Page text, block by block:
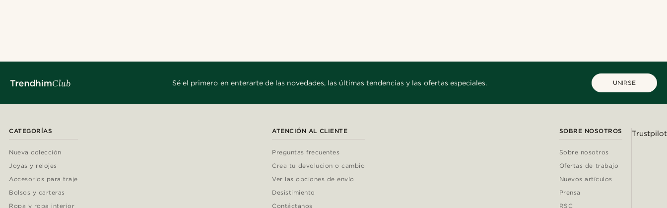
Sé el primero en enterarte de las novedades, las últimas tendencias y las ofertas especiales. UNIRSE
CATEGORÍAS
Nueva colección
Joyas y relojes
Accesorios para traje
Bolsos y carteras
Ropa y ropa interior
ATENCIÓN AL CLIENTE
Preguntas frecuentes
Crea tu devolucion o cambio
Ver las opciones de envío
Desistimiento
Contáctanos
SOBRE NOSOTROS
Sobre nosotros
Ofertas de trabajo
Nuevos artículos
Prensa
RSC
Trustpilot